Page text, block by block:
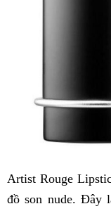
Artist Rouge
đồ son nude. Đây